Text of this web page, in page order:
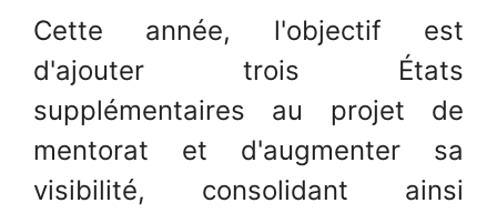
Cette année, l'objectif est
d'ajouter trois États
supplémentaires au projet de
mentorat et d'augmenter sa
visibilité, consolidant ainsi